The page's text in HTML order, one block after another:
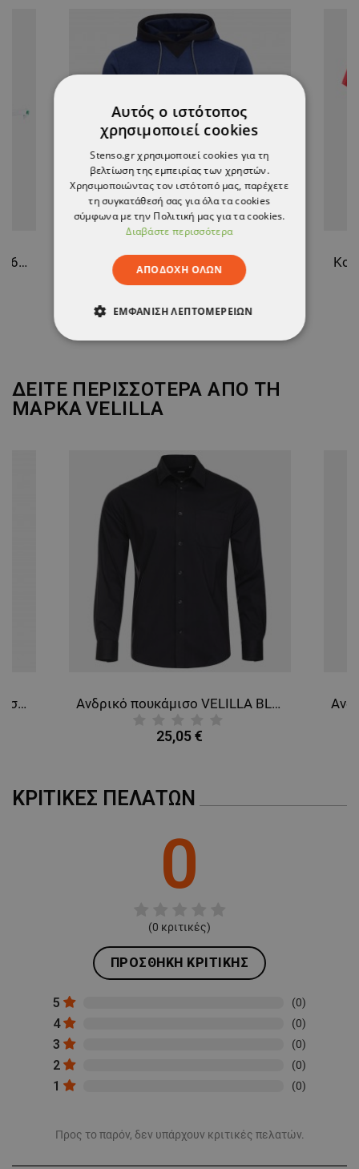
Γυαλιά προστασίας UNIVET 506 UP CLEAR
ΔΕΙΤΕ ΠΕΡΙΣΣΟΤΕΡΑ ΑΠΟ ΤΗ
ΜΑΡΚΑVELILLA
Ανδρικό κοντομάνικο πουκάμισο VELILLA WHITE Ανδρικό πουκάμισο VELILLA BLACK
25,05 €
ΚΡΙΤΙΚΈΣ ΠΕΛΑΤΏΝ
0
(0 κριτικές)
ΠΡΟΣΘΉΚΗ ΚΡΙΤΙΚΉΣ
5 (0)
4 (0)
3 (0)
2 (0)
1 (0)
Προς το παρόν, δεν υπάρχουν κριτικές πελατών.
Αυτός ο ιστότοπος
χρησιμοποιεί cookies
Stenso.gr χρησιμοποιεί cookies για τη
βελτίωση της εμπειρίας των χρηστών.
Χρησιμοποιώντας τον ιστότοπό μας, παρέχετε
τη συγκατάθεσή σας για όλα τα cookies
σύμφωνα με την Πολιτική μας για τα cookies.
Διαβάστε περισσότερα
ΑΠΟΔΟΧΉ ΌΛΩΝ
ΕΜΦΆΝΙΣΗ ΛΕΠΤΟΜΕΡΕΙΏΝ
ΑΠΟΛΎΤΩΣ ΑΠΑΡΑΊΤΗΤΑ
ΑΠΌΔΟΣΗΣ ΣΤΌΧΕΥΣΗΣ
ΜΗ ΤΑΞΙΝΟΜΗΜΈΝΑ